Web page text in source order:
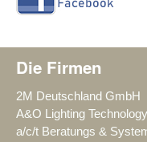
Die Firmen
2M Deutschland GmbH
A&O Lighting Technology
a/c/t Beratungs &